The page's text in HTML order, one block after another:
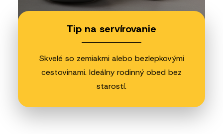
Tip na servírovanie
Skvelé so zemiakmi alebo bezlepkovými
cestovinami. Ideálny rodinný obed bez
starostí.